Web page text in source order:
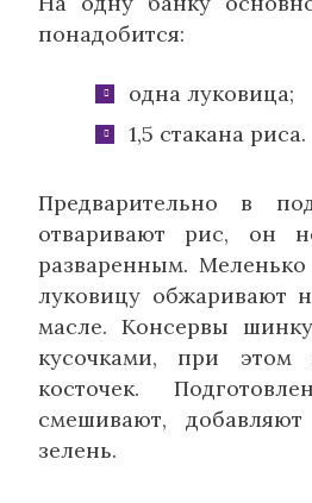
понадобится:
одна луковица;
1,5 стакана риса.
Предварительно в
отваривают рис, он
разваренным.
луковицу обжаривают
масле. Консервы
кусочками, при этом
косточек.
смешивают,
зелень.